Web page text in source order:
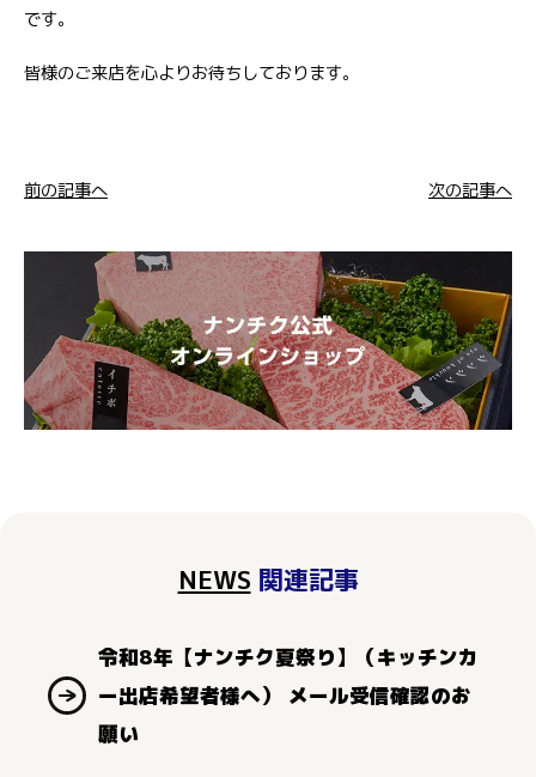
です。
皆様のご来店を心よりお待ちしております。
前の記事へ 次の記事へ
NEWS 関連記事
令和8年【ナンチク夏祭り】（キッチンカ
ー出店希望者様へ） メール受信確認のお
願い